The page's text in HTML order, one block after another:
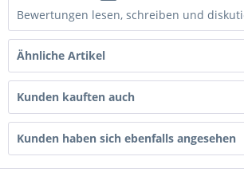
Bewertungen lesen, schreiben und
Ähnliche Artikel
Kunden kauften auch
Kunden haben sich ebenfalls angesehen